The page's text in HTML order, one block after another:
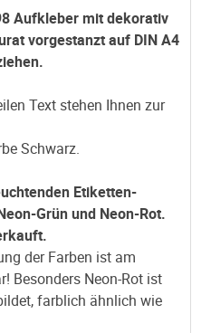
Aufkleber mit dekorativ
vorgestanzt auf DIN A4
Text stehen Ihnen zur
Schwarz.
Etiketten-
Grün und Neon-Rot.
der Farben ist am
Besonders Neon-Rot ist
farblich ähnlich wie